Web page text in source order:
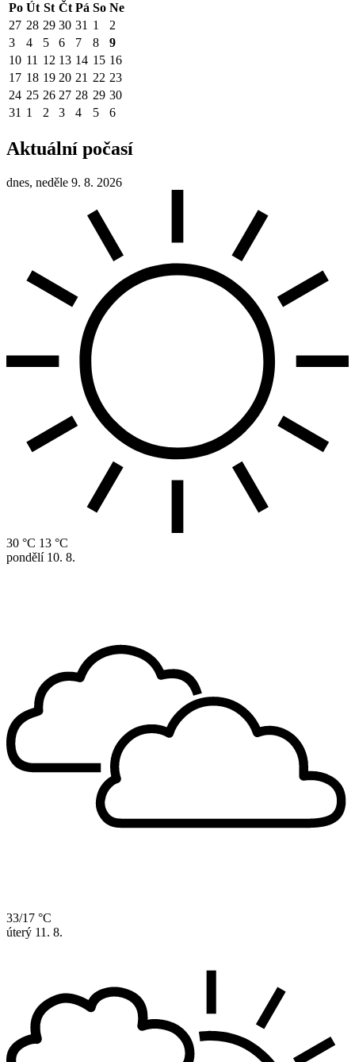
Po Út St Čt Pá So Ne
27 28 29 30 31 1
2
3
4 5 6 7 8
9
10 11 12 13 14 15 16
17 18 19 20 21 22 23
24 25 26 27 28 29 30
31 1 2 3 4 5 6
Aktuální počasí
dnes, neděle 9. 8. 2026
30 °C 13 °C
pondělí 10. 8.
33/17 °C
úterý 11. 8.